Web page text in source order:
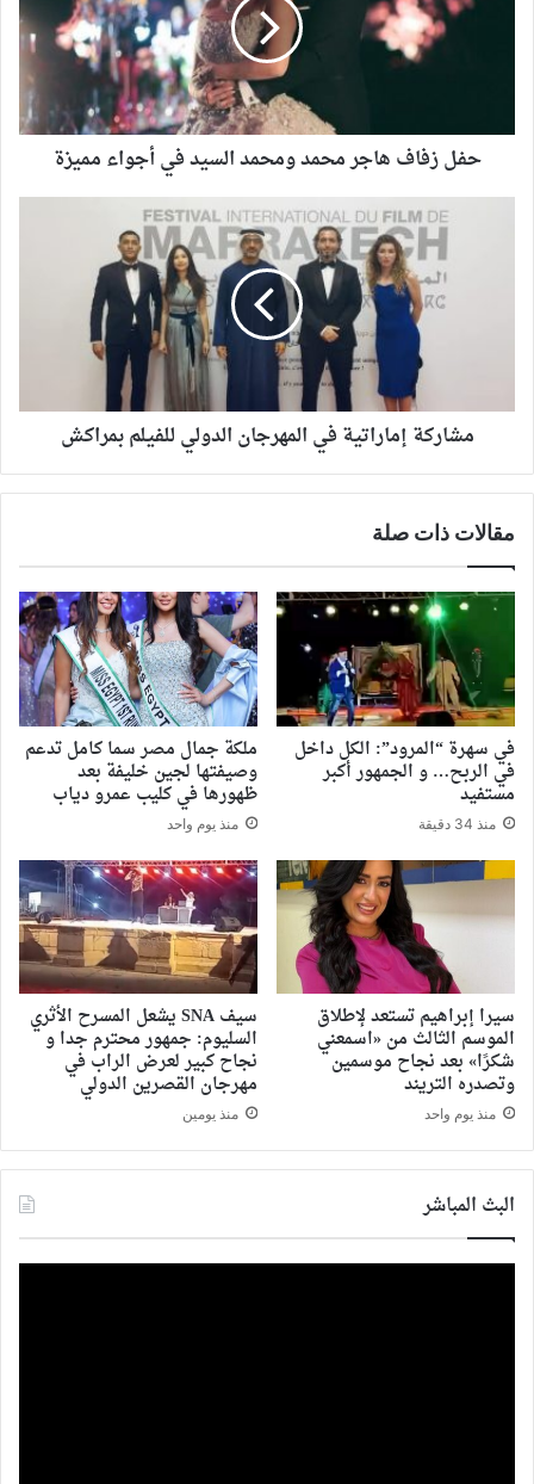
حفل زفاف هاجر محمد ومحمد السيد في أجواء مميزة
مشاركة إماراتية في المهرجان الدولي للفيلم بمراكش
مقالات ذات صلة
في سهرة “المرود”: الكل داخل
في الربح… و الجمهور أكبر
مستفيد
منذ 34 دقيقة
ملكة جمال مصر سما كامل تدعم
وصيفتها لجين خليفة بعد
ظهورها في كليب عمرو دياب
منذ يوم واحد
سيرا إبراهيم تستعد لإطلاق
الموسم الثالث من «اسمعني
شكرًا» بعد نجاح موسمين
وتصدره التريند
منذ يوم واحد
سيف SNA يشعل المسرح الأثري
السليوم: جمهور محترم جدا و
نجاح كبير لعرض الراب في
مهرجان القصرين الدولي
منذ يومين
البث المباشر